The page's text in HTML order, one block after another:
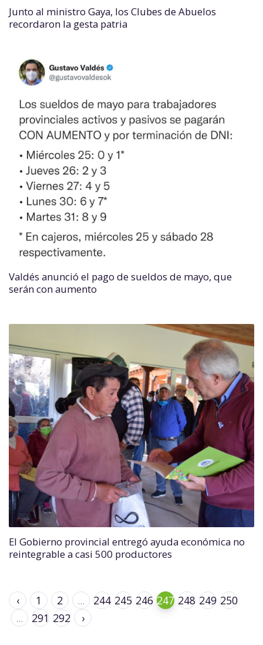
Junto al ministro Gaya, los Clubes de Abuelos
recordaron la gesta patria
Valdés anunció el pago de sueldos de mayo, que
serán con aumento
El Gobierno provincial entregó ayuda económica no
reintegrable a casi 500 productores
‹ 1 2 ... 244 245 246 247 248 249 250
...
291 292 ›